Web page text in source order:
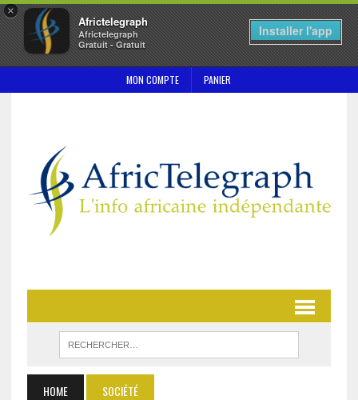
×
Africtelegraph
Africtelegraph
Gratuit - Gratuit
Installer l'app
MON COMPTE PANIER
HOME SOCIÉTÉ